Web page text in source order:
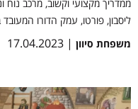
ממדריך מקצועי וקשוב, מרכב
ליסבון, פורטו, עמק הדורו
משפחת סיוון | 17.04.2023